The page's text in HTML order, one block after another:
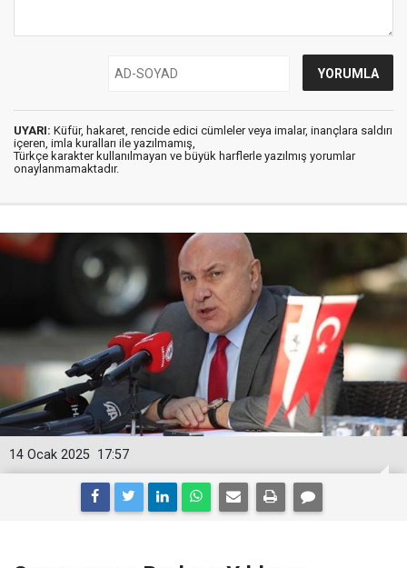
UYARI: Küfür, hakaret, rencide edici cümleler veya imalar, inançlara saldırı
içeren, imla kuralları ile yazılmamış,
Türkçe karakter kullanılmayan ve büyük harflerle yazılmış yorumlar
onaylanmamaktadır.
17:57
14 Ocak 2025